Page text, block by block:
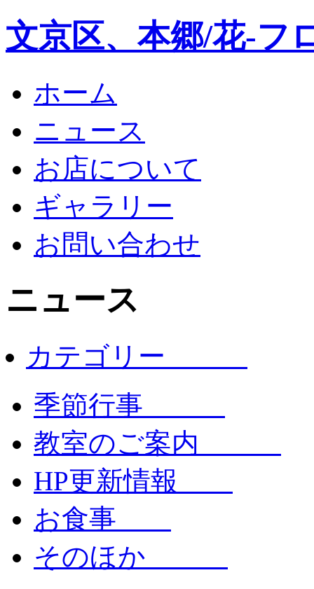
文京区、本郷/花-フ
ホーム
ニュース
お店について
ギャラリー
お問い合わせ
ニュース
カテゴリー
季節行事
教室のご案内
HP更新情報
お食事
そのほか